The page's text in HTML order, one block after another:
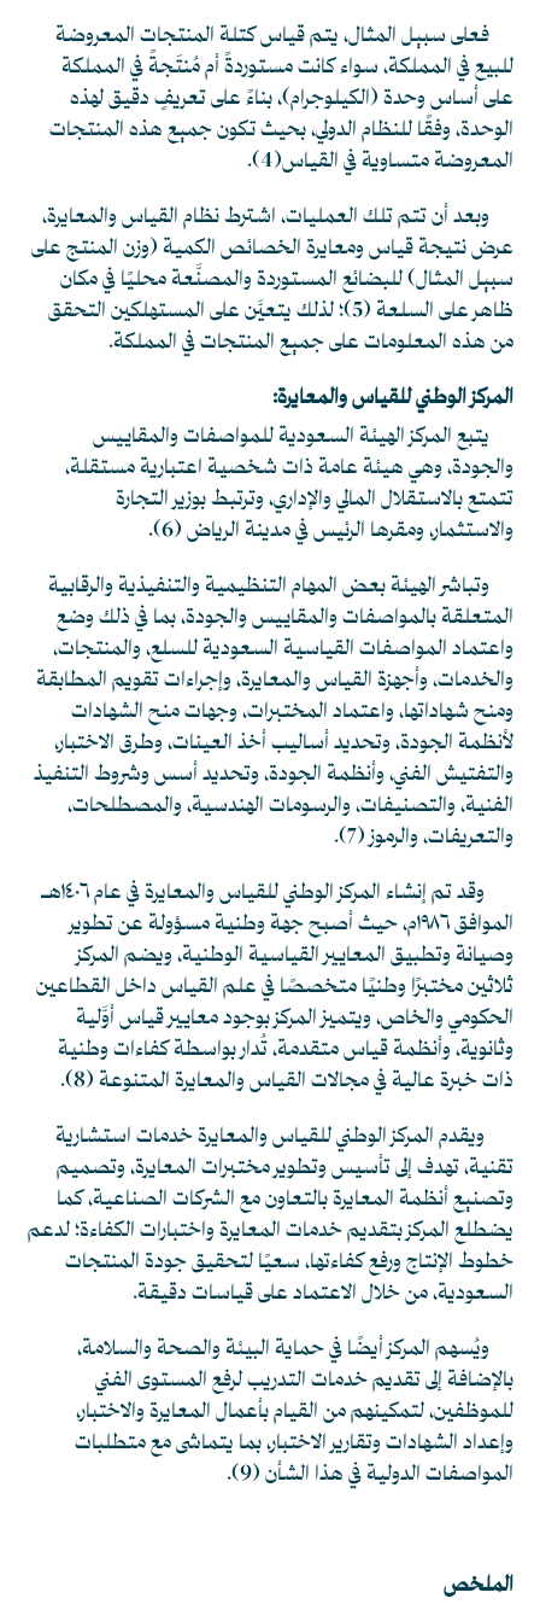
فعلى سبيل المثال، يتم قياس كتلة المنتجات المعروضة
للبيع في المملكة، سواء كانت مستوردةً أم مُنتَجةً في المملكة
على أساس وحدة (الكيلوجرام)، بناءً على تعريفٍ دقيق لهذه
الوحدة، وفقًا للنظام الدولي، بحيث تكون جميع هذه المنتجات
المعروضة متساوية في القياس(4)
.
وبعد أن تتم تلك العمليات، اشترط نظام القياس والمعايرة،
عرض نتيجة قياس ومعايرة الخصائص الكمية (وزن المنتج على
سبيل المثال) للبضائع المستوردة والمصنَّعة محليًا في مكان
ظاهر على السلعة(5) ؛ لذلك يتعيَّن على المستهلكين التحقق
من هذه المعلومات على جميع المنتجات في المملكة.
المركز الوطني للقياس والمعايرة:
يتبع المركز الهيئة السعودية للمواصفات والمقاييس
والجودة، وهي هيئة عامة ذات شخصية اعتبارية مستقلة،
تتمتع بالاستقلال المالي والإداري، وترتبط بوزير التجارة
والاستثمار، ومقرها الرئيس في مدينة الرياض(6)
.
وتباشر الهيئة بعض المهام التنظيمية والتنفيذية والرقابية
المتعلقة بالمواصفات والمقاييس والجودة، بما في ذلك وضع
واعتماد المواصفات القياسية السعودية للسلع، والمنتجات،
والخدمات، وأجهزة القياس والمعايرة، وإجراءات تقويم المطابقة
ومنح شهاداتها، واعتماد المختبرات، وجهات منح الشهادات
لأنظمة الجودة، وتحديد أساليب أخذ العينات، وطرق الاختبار،
والتفتيش الفني، وأنظمة الجودة، وتحديد أسس وشروط التنفيذ
الفنية، والتصنيفات، والرسومات الهندسية، والمصطلحات،
والتعريفات، والرموز(7)
.
وقد
تم إنشاء المركز الوطني للقياس والمعايرة في عام ١٤٠٦هـ
الموافق ١٩٨٦م، حيث أصبح جهة وطنية مسؤولة عن تطوير
وصيانة وتطبيق المعايير القياسية الوطنية، ويضم المركز
ثلاثين مختبرًا وطنيًا متخصصًا في علم القياس داخل القطاعين
الحكومي والخاص، ويتميز المركز بوجود معايير قياس أوَّلية
وثانوية، وأنظمة قياس متقدمة، تُدار بواسطة كفاءات وطنية
ذات خبرة عالية في مجالات القياس والمعايرة المتنوعة(8)
.
ويقدم المركز الوطني للقياس والمعايرة خدمات استشارية
تقنية، تهدف إلى تأسيس وتطوير مختبرات المعايرة، وتصميم
وتصنيع أنظمة المعايرة بالتعاون مع الشركات الصناعية، كما
يضطلع المركز بتقديم خدمات المعايرة واختبارات الكفاءة؛ لدعم
خطوط الإنتاج ورفع كفاءتها، سعيًا لتحقيق جودة المنتجات
السعودية، من خلال الاعتماد على قياسات دقيقة.
ويُسهم المركز أيضًا في حماية البيئة والصحة والسلامة،
بالإضافة إلى تقديم خدمات التدريب لرفع المستوى الفني
للموظفين، لتمكينهم من القيام بأعمال المعايرة والاختبار،
وإعداد الشهادات وتقارير الاختبار، بما يتماشى مع متطلبات
المواصفات الدولية في هذا الشأن(9)
.
الملخص